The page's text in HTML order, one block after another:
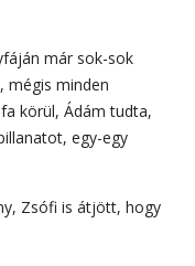
már sok-sok
mégis minden
körül, Ádám tudta,
egy-egy
Zsófi is átjött, hogy